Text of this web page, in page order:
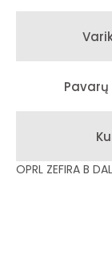
OPRL ZEFIRA B